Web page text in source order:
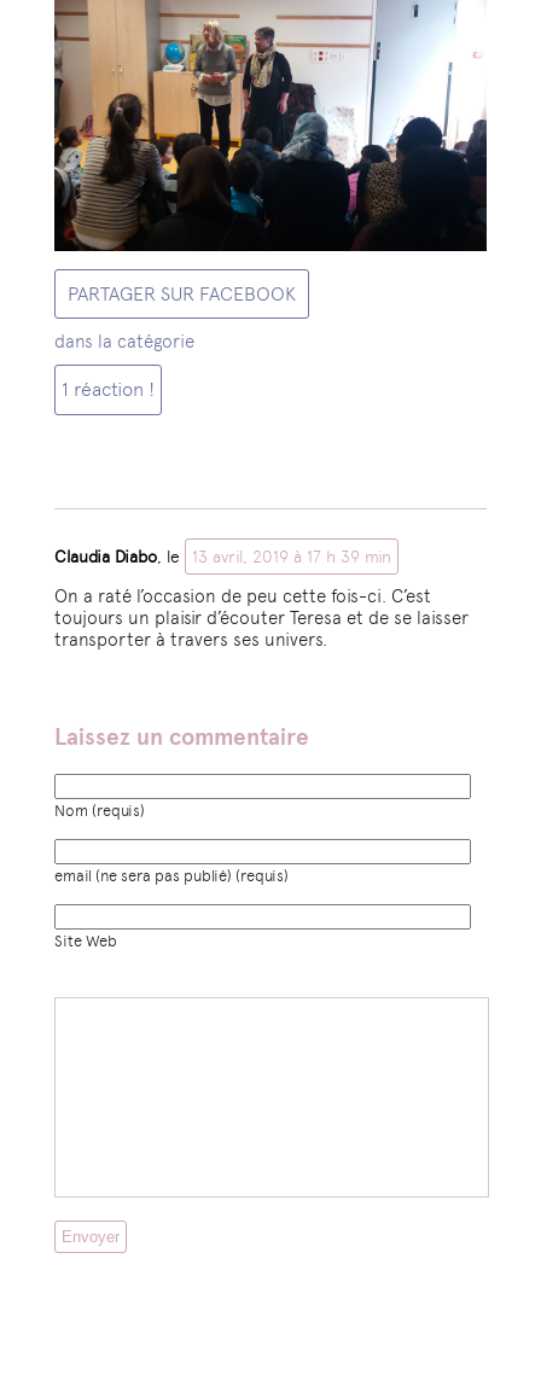
PARTAGER SUR FACEBOOK
dans la catégorie
1 réaction !
Claudia Diabo, le
13 avril, 2019 à 17 h 39 min
On a raté l’occasion de peu cette fois-ci. C’est
toujours un plaisir d’écouter Teresa et de se laisser
transporter à travers ses univers.
Laissez un commentaire
Nom (requis)
email (ne sera pas publié) (requis)
Site Web